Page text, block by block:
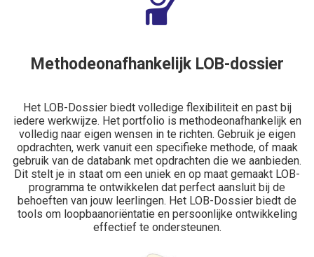
Methodeonafhankelijk LOB-dossier
Het LOB-Dossier biedt volledige flexibiliteit en past bij
iedere werkwijze. Het portfolio is methodeonafhankelijk en
volledig naar eigen wensen in te richten. Gebruik je eigen
opdrachten, werk vanuit een specifieke methode, of maak
gebruik van de databank met opdrachten die we aanbieden.
Dit stelt je in staat om een uniek en op maat gemaakt LOB-
programma te ontwikkelen dat perfect aansluit bij de
behoeften van jouw leerlingen. Het LOB-Dossier biedt de
tools om loopbaanoriëntatie en persoonlijke ontwikkeling
effectief te ondersteunen.